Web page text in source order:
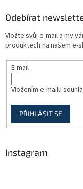
Odebírat
Vložte svůj e-mail a my
produktech na našem e-
E-mail
Vložením e-mailu
PŘIHLÁSIT SE
Instagram